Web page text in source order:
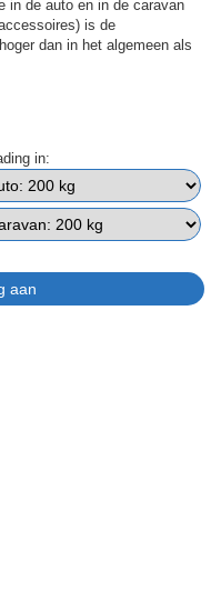
in de auto en in de caravan
is de
dan in het algemeen als
in: